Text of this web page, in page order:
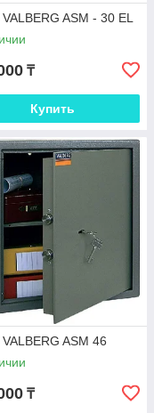
ASM - 30 EL
₸
Купить
ASM 46
₸